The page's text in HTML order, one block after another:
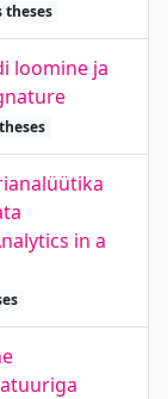
theses
loomine ja
in a